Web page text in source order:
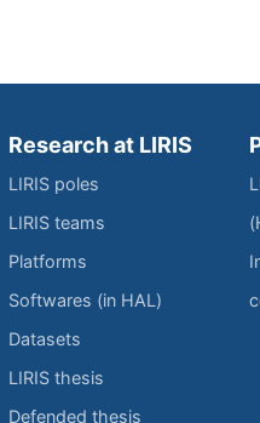
Research at LIRIS
LIRIS poles
LIRIS teams
Platforms
Softwares (in HAL)
Datasets
LIRIS thesis
Defended thesis